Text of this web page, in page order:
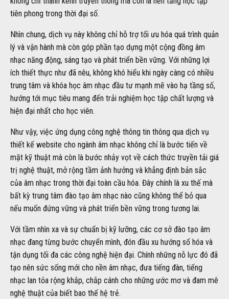
tiên phong trong thời đại số.
Nhìn chung, dịch vụ này không chỉ hỗ trợ tối ưu hóa quá trình quản
lý và vận hành mà còn góp phần tạo dựng một cộng đồng âm
nhạc năng động, sáng tạo và phát triển bền vững. Với những lợi
ích thiết thực như đã nêu, không khó hiểu khi ngày càng có nhiều
trung tâm và khóa học âm nhạc đầu tư mạnh mẽ vào hạ tầng số,
hướng tới mục tiêu mang đến trải nghiệm học tập chất lượng và
hiện đại nhất cho học viên.
Như vậy, việc ứng dụng công nghệ thông tin thông qua dịch vụ
thiết kế website cho ngành âm nhạc không chỉ là bước tiến về
mặt kỹ thuật mà còn là bước nhảy vọt về cách thức truyền tải giá
trị nghệ thuật, mở rộng tầm ảnh hưởng và khẳng định bản sắc
của âm nhạc trong thời đại toàn cầu hóa. Đây chính là xu thế mà
bất kỳ trung tâm đào tạo âm nhạc nào cũng không thể bỏ qua
nếu muốn đứng vững và phát triển bền vững trong tương lai.
Với tầm nhìn xa và sự chuẩn bị kỹ lưỡng, các cơ sở đào tạo âm
nhạc đang từng bước chuyển mình, đón đầu xu hướng số hóa và
tận dụng tối đa các công nghệ hiện đại. Chính những nỗ lực đó đã
tạo nên sức sống mới cho nền âm nhạc, đưa tiếng đàn, tiếng
nhạc lan tỏa rộng khắp, chắp cánh cho những ước mơ và đam mê
nghệ thuật của biết bao thế hệ trẻ.